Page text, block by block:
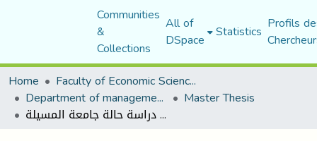
Communities
&
Collections
All of
DSpace Statistics Profils
Home
Faculty of Economic Sciences, Commerce and Management Sciences
Department of management sciences Master Thesis
دور الإدارة الإلكترونية في تحسين جودة الخدمة العمومية - دراسة حالة جامعة المسيلة -